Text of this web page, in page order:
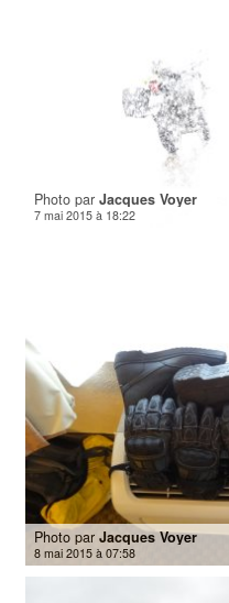
Photo par Jacques Voyer
7 mai 2015 à 18:22
Photo par Jacques Voyer
8 mai 2015 à 07:58